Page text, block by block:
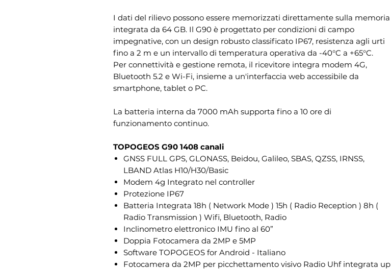
I dati del rilievo possono essere memorizzati direttamente sulla memoria
integrata da 64 GB. Il G90 è progettato per condizioni di campo
impegnative, con un design robusto classificato IP67, resistenza agli urti
fino a 2 m e un intervallo di temperatura operativa da -40°C a +65°C.
Per connettività e gestione remota, il ricevitore integra modem 4G,
Bluetooth 5.2 e Wi-Fi, insieme a un'interfaccia web accessibile da
smartphone, tablet o PC.
La batteria interna da 7000 mAh supporta fino a 10 ore di
funzionamento continuo.
TOPOGEOS G90 1408 canali
GNSS FULL GPS, GLONASS, Beidou, Galileo, SBAS, QZSS, IRNSS,
LBAND Atlas H10/H30/Basic
Modem 4g Integrato nel controller
Protezione IP67
Batteria Integrata 18h ( Network Mode ) 15h ( Radio Reception ) 8h (
Radio Transmission ) Wifi, Bluetooth, Radio
Inclinometro elettronico IMU fino al 60”
Doppia Fotocamera da 2MP e 5MP
Software TOPOGEOS for Android - Italiano
Fotocamera da 2MP per picchettamento visivo Radio Uhf integrata up